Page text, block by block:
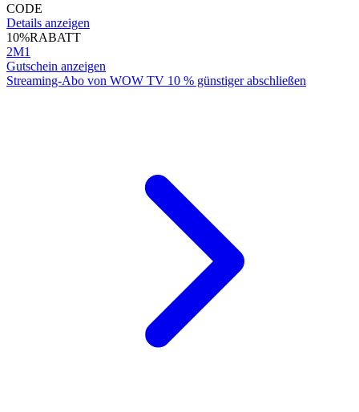
CODE
Details anzeigen
10%RABATT
2M1
Gutschein anzeigen
Streaming-Abo von WOW TV 10 % günstiger abschließen